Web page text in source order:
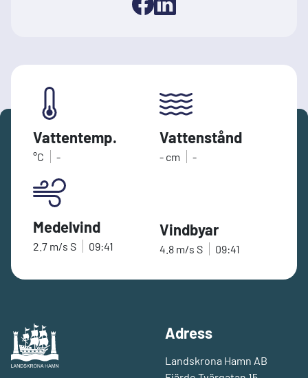
Vattentemp.
°C -
Vattenstånd
- cm -
Medelvind
2.7 m/s S 09:41
Vindbyar
4.8 m/s S 09:41
Adress
Landskrona Hamn AB